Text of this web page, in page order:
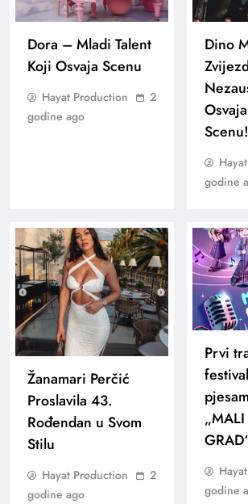
Dora – Mladi Talent
Koji Osvaja Scenu
Hayat Production
2
godine ago
Dino
Scenu!
godine
Žanamari Perčić
Proslavila 43.
Rođendan u Svom
Stilu
Hayat Production
2
godine ago
Prvi
„MALI
godine